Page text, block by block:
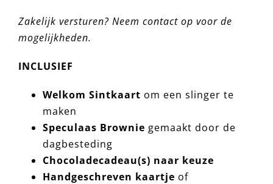
Zakelijk versturen? Neem contact op voor de
mogelijkheden.
INCLUSIEF
Welkom Sintkaart om een slinger te
maken
Speculaas Brownie gemaakt door de
dagbesteding
Chocoladecadeau(s) naar keuze
Handgeschreven kaartje of